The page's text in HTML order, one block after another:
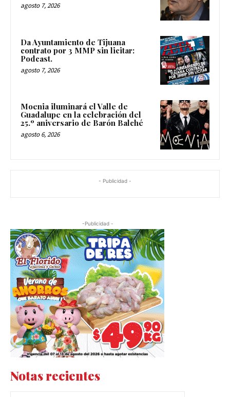
agosto 7, 2026
Da Ayuntamiento de Tijuana
contrato por 3 MMP sin licitar:
Podcast.
agosto 7, 2026
Moenia iluminará el Valle de
Guadalupe en la celebración del
25.º aniversario de Barón Balché
agosto 6, 2026
- Publicidad -
-Publicidad -
Notas recientes